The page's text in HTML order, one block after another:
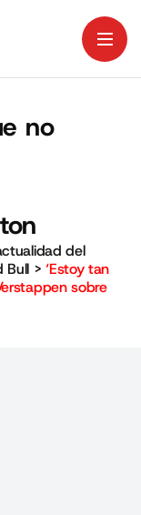
no
del
Bull >‘Estoy tan
sobre